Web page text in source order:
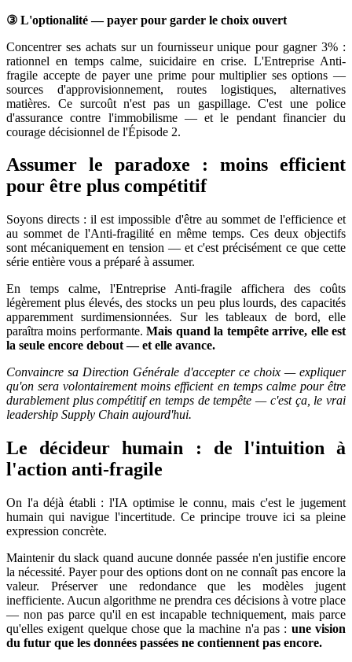
③ L'optionalité — payer pour garder le choix ouvert
Concentrer ses achats sur un fournisseur unique pour gagner 3% :
rationnel en temps calme, suicidaire en crise. L'Entreprise Anti-
fragile accepte de payer une prime pour multiplier ses options —
sources d'approvisionnement, routes logistiques, alternatives
matières. Ce surcoût n'est pas un gaspillage. C'est une police
d'assurance contre l'immobilisme — et le pendant financier du
courage décisionnel de l'Épisode 2.
Assumer le paradoxe : moins efficient
pour être plus compétitif
Soyons directs : il est impossible d'être au sommet de l'efficience et
au sommet de l'Anti-fragilité en même temps. Ces deux objectifs
sont mécaniquement en tension — et c'est précisément ce que cette
série entière vous a préparé à assumer.
En temps calme, l'Entreprise Anti-fragile affichera des coûts
légèrement plus élevés, des stocks un peu plus lourds, des capacités
apparemment surdimensionnées. Sur les tableaux de bord, elle
paraîtra moins performante.Mais quand la tempête arrive, elle est
la seule encore debout — et elle avance.
Convaincre sa Direction Générale d'accepter ce choix — expliquer
qu'on sera volontairement moins efficient en temps calme pour être
durablement plus compétitif en temps de tempête — c'est ça, le vrai
leadership Supply Chain aujourd'hui.
Le décideur humain : de l'intuition à
l'action anti-fragile
On l'a déjà établi : l'IA optimise le connu, mais c'est le jugement
humain qui navigue l'incertitude. Ce principe trouve ici sa pleine
expression concrète.
Maintenir du slack quand aucune donnée passée n'en justifie encore
la nécessité. Payer pour des options dont on ne connaît pas encore la
valeur. Préserver une redondance que les modèles jugent
inefficiente. Aucun algorithme ne prendra ces décisions à votre place
— non pas parce qu'il en est incapable techniquement, mais parce
qu'elles exigent quelque chose que la machine n'a pas : une vision
du futur que les données passées ne contiennent pas encore.